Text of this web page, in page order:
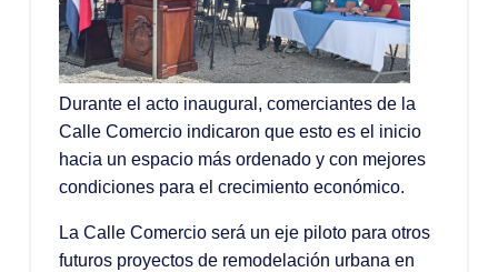
Durante el acto inaugural, comerciantes de la
Calle Comercio indicaron que esto es el inicio
hacia un espacio más ordenado y con mejores
condiciones para el crecimiento económico.
La Calle Comercio será un eje piloto para otros
futuros proyectos de remodelación urbana en